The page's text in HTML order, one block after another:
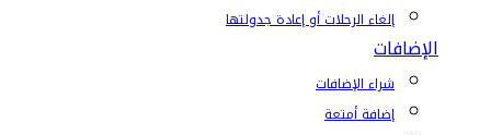
إلغاء الرحلات أو إعادة جدولتها
الإضافات
شراء الإضافات
إضافة أمتعة